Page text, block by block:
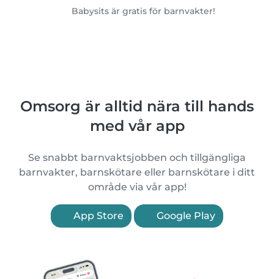
Babysits är gratis för barnvakter!
Omsorg är alltid nära till hands
med vår app
Se snabbt barnvaktsjobben och tillgängliga
barnvakter, barnskötare eller barnskötare i ditt
område via vår app!
App Store Google Play